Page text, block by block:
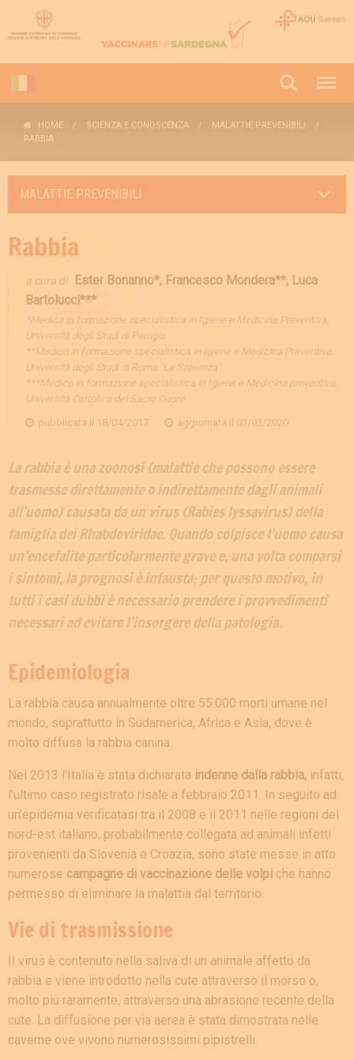
HOME SCIENZA E CONOSCENZA
MALATTIE PREVENIBILI
RABBIA
MALATTIE PREVENIBILI
Rabbia
a cura di
Ester Bonanno*, Francesco Mondera**, Luca
Bartolucci***
*Medica in formazione specialistica in Igiene e Medicina Preventiva,
Università degli Studi di Perugia
**Medico in formazione specialistica in Igiene e Medicina Preventiva,
Università degli Studi di Roma "La Sapienza"
***Medico in formazione specialistica in Igiene e Medicina preventiva,
Università Cattolica del Sacro Cuore
pubblicata il 18/04/2017 aggiornata il 03/03/2020
La rabbia è una zoonosi (malattie che possono essere
trasmesse direttamente o indirettamente dagli animali
all’uomo) causata da un virus (Rabies lyssavirus) della
famiglia dei Rhabdoviridae. Quando colpisce l’uomo causa
un’encefalite particolarmente grave e, una volta comparsi
i sintomi, la prognosi è infausta; per questo motivo, in
tutti i casi dubbi è necessario prendere i provvedimenti
necessari ad evitare l’insorgere della patologia.
Epidemiologia
La rabbia causa annualmente oltre 55.000 morti umane nel
mondo, soprattutto in Sudamerica, Africa e Asia, dove è
molto diffusa la rabbia canina.
Nel 2013 l'Italia è stata dichiarata indenne dalla rabbia, infatti,
l'ultimo caso registrato risale a febbraio 2011. In seguito ad
un’epidemia verificatasi tra il 2008 e il 2011 nelle regioni del
nord-est italiano, probabilmente collegata ad animali infetti
provenienti da Slovenia e Croazia, sono state messe in atto
numerose campagne di vaccinazione delle volpi che hanno
permesso di eliminare la malattia dal territorio.
Vie di trasmissione
Il virus è contenuto nella saliva di un animale affetto da
rabbia e viene introdotto nella cute attraverso il morso o,
molto più raramente, attraverso una abrasione recente della
cute. La diffusione per via aerea è stata dimostrata nelle
caverne ove vivono numerosissimi pipistrelli.